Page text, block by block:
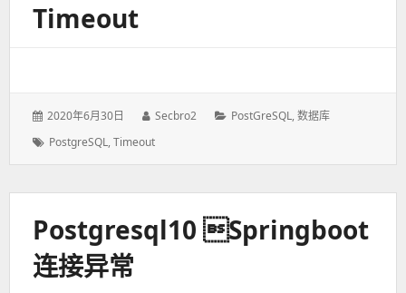
Timeout
发
于：
2020年6月30日
作
Secbro2
分
PostGreSQL,数据库
标
PostgreSQL,Timeout
Postgresql10 springboot
连接异常